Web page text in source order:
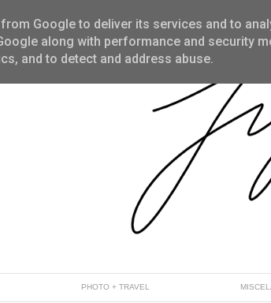
PHOTO + TRAVEL
Google to deliver its services and to
along with performance and security
and to detect and address abuse.